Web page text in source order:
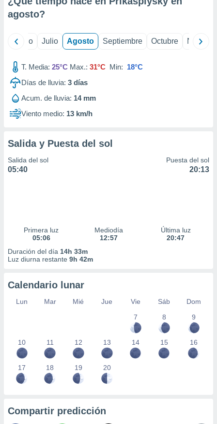
e
publicidad
publicidad
de
agosto?
Junio Julio Agosto Septiembre Octubre
T. Media: 25°C Max.: 31°C Min: 18°C
Días de lluvia: 3 días
Acum. de lluvia: 14 mm
Viento medio: 13 km/h
Salida y Puesta del sol
Salida del sol
05:40
Puesta del sol
20:13
Primera luz
05:06
Mediodía
12:57
Última luz
20:47
Duración del día 14h 33m
Luz diurna restante 9h 42m
Calendario lunar
Lun Mar Mié Jue Vie Sáb
Dom
7
8 9
10 11 12 13 14 15 16
17 18 19 20
Compartir predicción